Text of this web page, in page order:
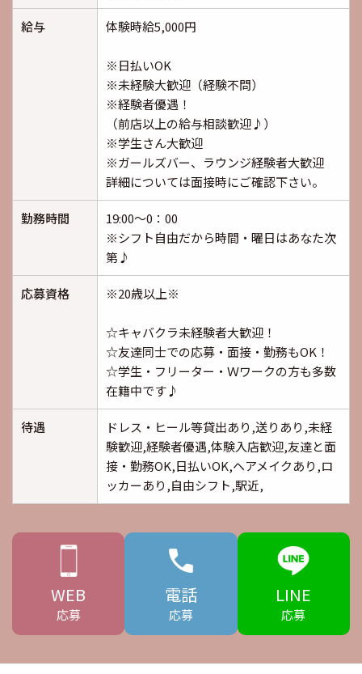
給与 体験時給5,000円
※日払いOK
※未経験大歓迎（経験不問）
※経験者優遇！
（前店以上の給与相談歓迎♪）
※学生さん大歓迎
※ガールズバー、ラウンジ経験者大歓迎
詳細については面接時にご確認下さい。
勤務時間
19:00～0：00
※シフト自由だから時間・曜日はあなた次
第♪
応募資格 ※20歳以上※
☆キャバクラ未経験者大歓迎！
☆友達同士での応募・面接・勤務もOK！
☆学生・フリーター・Ｗワークの方も多数
在籍中です♪
待遇
ドレス・ヒール等貸出あり,送りあり,未経
験歓迎,経験者優遇,体験入店歓迎,友達と面
接・勤務OK,日払いOK,ヘアメイクあり,ロ
ッカーあり,自由シフト,駅近,
WEB
応募
電話
応募
LINE
応募